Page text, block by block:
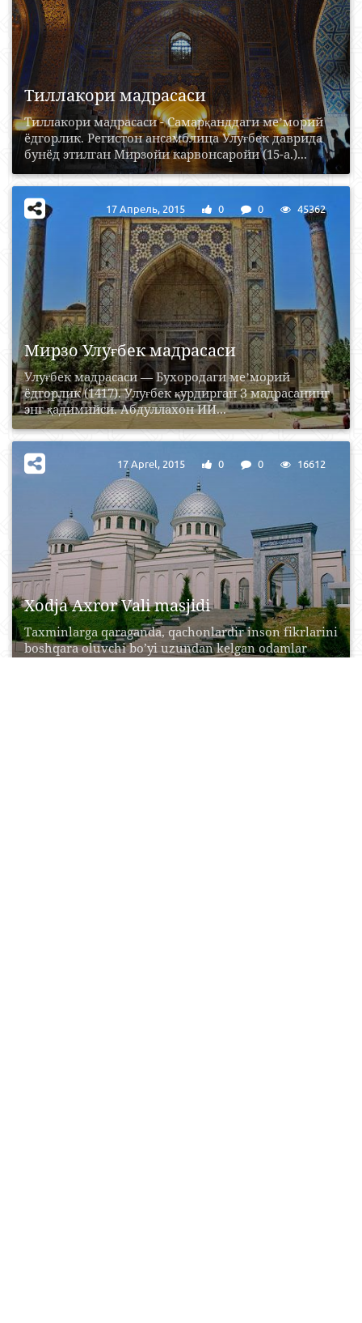
Тиллакори мадрасаси
Тиллакори мадрасаси - Самарқанддаги меʼморий
ёдгорлик. Регистон ансамблица Улуғбек даврида
бунёд этилган Мирзойи карвонсаройи (15-а.)...
Мирзо Улуғбек мадрасаси
Улуғбек мадрасаси — Бухородаги меʼморий
ёдгорлик (1417). Улуғбек қурдирган З мадрасанинг
энг қадимийси. Абдуллахон ИИ...
17 Апрель, 2015 0 0 45362
Xodja Axror Vali masjidi
Taxminlarga qaraganda, qachonlardir inson fikrlarini
boshqara oluvchi bo’yi uzundan kelgan odamlar
17 Aprel, 2015 0 0 16612